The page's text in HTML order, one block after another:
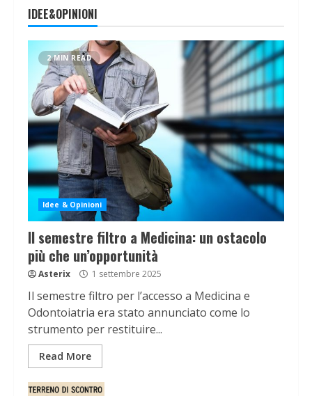
IDEE&OPINIONI
2 MIN READ
Idee & Opinioni
Il semestre filtro a Medicina: un ostacolo
più che un’opportunità
Asterix 1 settembre 2025
Il semestre filtro per l’accesso a Medicina e
Odontoiatria era stato annunciato come lo
strumento per restituire...
Read More